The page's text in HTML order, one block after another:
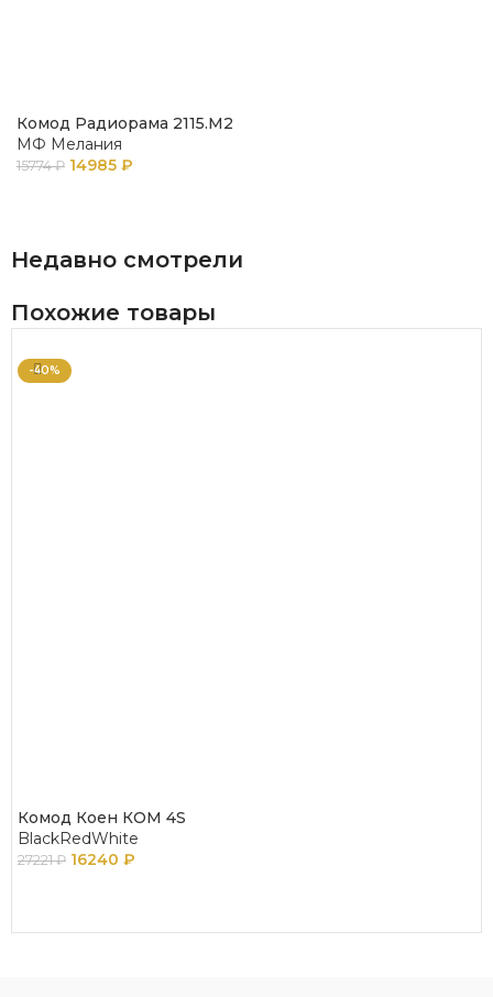
Комод Радиорама 2115.М2
МФ Мелания
15774₽ 14985 ₽
Недавно смотрели
Похожие товары
-40%
Комод Коен КОМ 4S
BlackRedWhite
27221₽ 16240 ₽